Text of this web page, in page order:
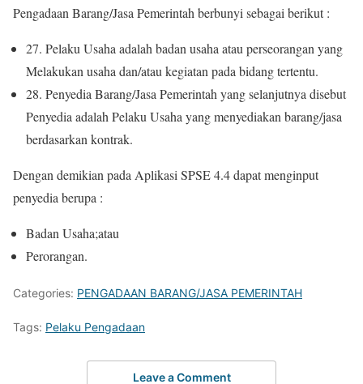
Pengadaan Barang/Jasa Pemerintah berbunyi sebagai berikut :
27. Pelaku Usaha adalah badan usaha atau perseorangan yang
Melakukan usaha dan/atau kegiatan pada bidang tertentu.
28. Penyedia Barang/Jasa Pemerintah yang selanjutnya disebut
Penyedia adalah Pelaku Usaha yang menyediakan barang/jasa
berdasarkan kontrak.
Dengan demikian pada Aplikasi SPSE 4.4 dapat menginput
penyedia berupa :
Badan Usaha;atau
Perorangan.
Categories: PENGADAAN BARANG/JASA PEMERINTAH
Tags: Pelaku Pengadaan
Leave a Comment